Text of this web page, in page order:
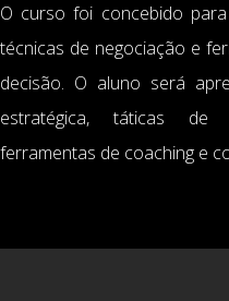
O curso foi concebido
técnicas de negociação e
decisão. O aluno será
estratégica, táticas de
ferramentas de coaching e